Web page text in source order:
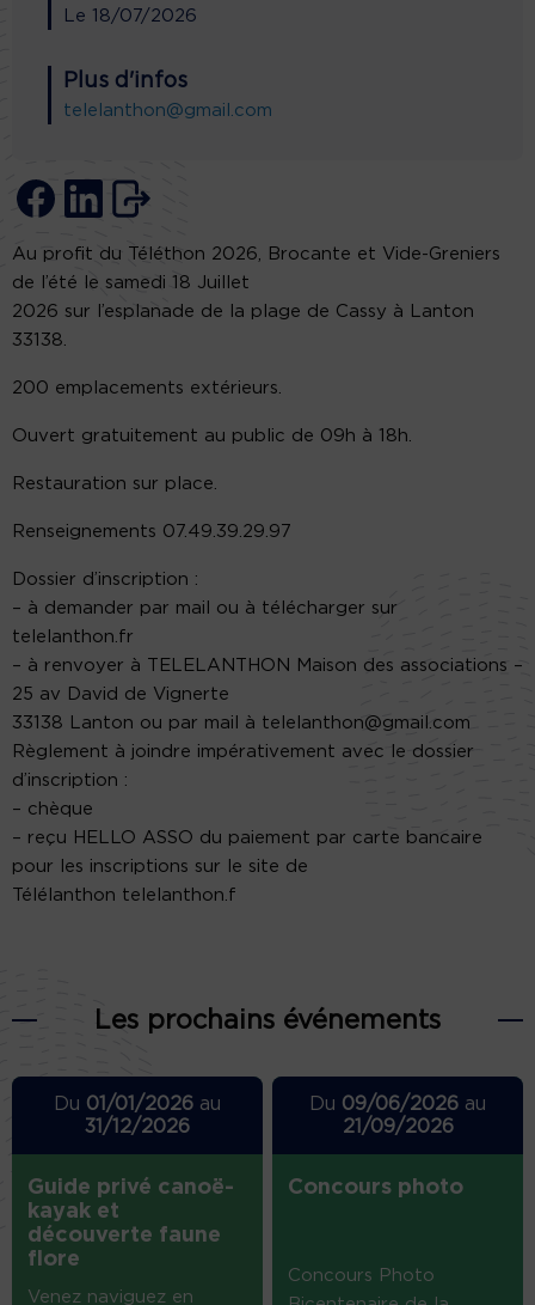
Le 18/07/2026
Plus d'infos
telelanthon@gmail.com
Au profit du Téléthon 2026, Brocante et Vide-Greniers
de l’été le samedi 18 Juillet
2026 sur l’esplanade de la plage de Cassy à Lanton
33138.
200 emplacements extérieurs.
Ouvert gratuitement au public de 09h à 18h.
Restauration sur place.
Renseignements 07.49.39.29.97
Dossier d’inscription :
– à demander par mail ou à télécharger sur
telelanthon.fr
– à renvoyer à TELELANTHON Maison des associations –
25 av David de Vignerte
33138 Lanton ou par mail à telelanthon@gmail.com
Règlement à joindre impérativement avec le dossier
d’inscription :
– chèque
– reçu HELLO ASSO du paiement par carte bancaire
pour les inscriptions sur le site de
Télélanthon telelanthon.f
Les prochains événements
Du 01/01/2026au
31/12/2026
Guide privé canoë-
kayak et
découverte faune
flore
Venez naviguez en
Du 09/06/2026 au
21/09/2026
Concours photo
Concours Photo